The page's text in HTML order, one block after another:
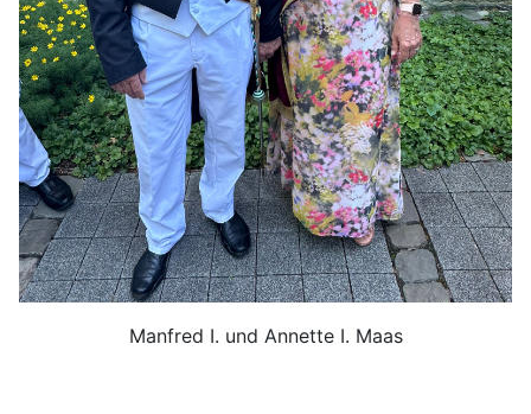
Manfred I. und Annette I. Maas